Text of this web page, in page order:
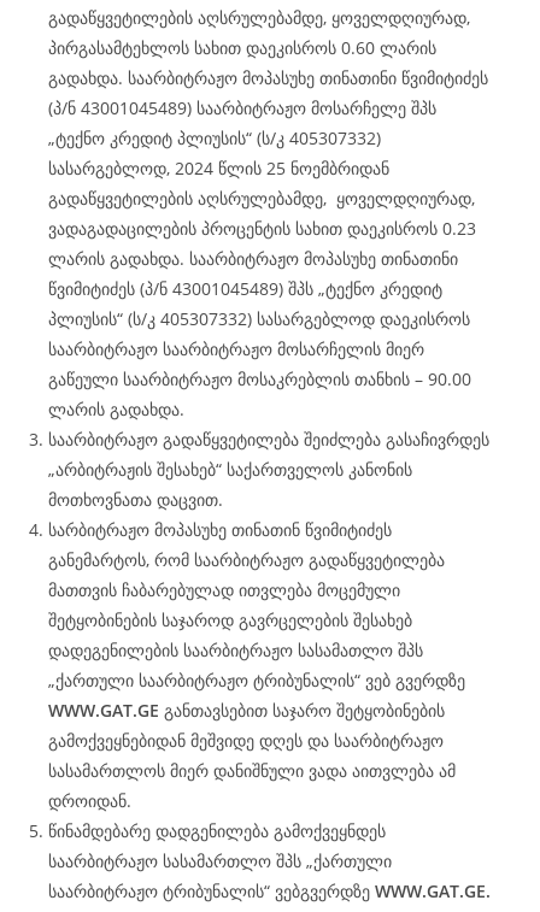
გადაწყვეტილების აღსრულებამდე, ყოველდღიურად,
პირგასამტეხლოს სახით დაეკისროს 0.60 ლარის
გადახდა. საარბიტრაჟო მოპასუხე თინათინი წვიმიტიძეს
(პ/ნ 43001045489) საარბიტრაჟო მოსარჩელე შპს
„ტექნო კრედიტ პლიუსის“ (ს/კ 405307332)
სასარგებლოდ, 2024 წლის 25 ნოემბრიდან
გადაწყვეტილების აღსრულებამდე, ყოველდღიურად,
ვადაგადაცილების პროცენტის სახით დაეკისროს 0.23
ლარის გადახდა. საარბიტრაჟო მოპასუხე თინათინი
წვიმიტიძეს (პ/ნ 43001045489) შპს „ტექნო კრედიტ
პლიუსის“ (ს/კ 405307332) სასარგებლოდ დაეკისროს
საარბიტრაჟო საარბიტრაჟო მოსარჩელის მიერ
გაწეული საარბიტრაჟო მოსაკრებლის თანხის – 90.00
ლარის გადახდა.
საარბიტრაჟო გადაწყვეტილება შეიძლება გასაჩივრდეს
„არბიტრაჟის შესახებ“ საქართველოს კანონის
მოთხოვნათა დაცვით.
სარბიტრაჟო მოპასუხე თინათინ წვიმიტიძეს
განემარტოს, რომ საარბიტრაჟო გადაწყვეტილება
მათთვის ჩაბარებულად ითვლება მოცემული
შეტყობინების საჯაროდ გავრცელების შესახებ
დადეგენილების საარბიტრაჟო სასამათლო შპს
„ქართული საარბიტრაჟო ტრიბუნალის“ ვებ გვერდზე
WWW.GAT.GE განთავსებით საჯარო შეტყობინების
გამოქვეყნებიდან მეშვიდე დღეს და საარბიტრაჟო
სასამართლოს მიერ დანიშნული ვადა აითვლება ამ
დროიდან.
წინამდებარე დადგენილება გამოქვეყნდეს
საარბიტრაჟო სასამართლო შპს „ქართული
საარბიტრაჟო ტრიბუნალის“ ვებგვერდზე WWW.GAT.GE.